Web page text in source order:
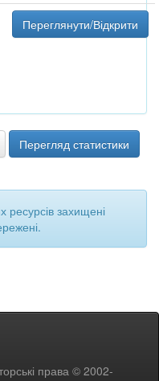
Переглянути/Відкрити
Перегляд статистики
ресурсів захищені
права © 2002-